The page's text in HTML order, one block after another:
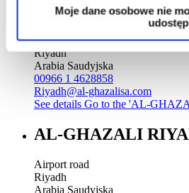
Moje dane osobowe nie
AL-GHAZALI
Olaya
Riyadh
Arabia Saudyjska
00966 1 4628858
Riyadh@al-ghazalisa.com
See details Go to the 'AL-
AL-GHAZALI
Airport road
Riyadh
Arabia Saudyjska